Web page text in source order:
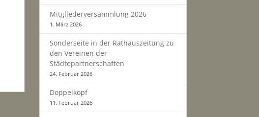
Mitgliederversammlung 2026
1. März 2026
Sonderseite in der Rathauszeitung zu
den Vereinen der
Städtepartnerschaften
24. Februar 2026
Doppelkopf
11. Februar 2026